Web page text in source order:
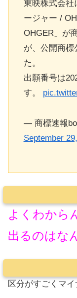
東映株式会社
ージャー /
OHGER」が
が、公開商標
た。
出願番号は
す。
— 商標速報
September
よくわから
出るのはな
区分がすごくマ